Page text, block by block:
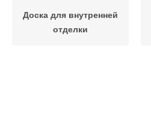
Доска для внутренней
отделки